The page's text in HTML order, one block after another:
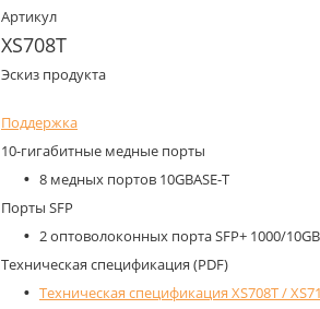
Артикул
XS708T
Эскиз продукта
Поддержка
10-гигабитные медные порты
8 медных портов 10GBASE-T
Порты SFP
2 оптоволоконных порта SFP+ 1000/
Техническая спецификация (PDF)
Техническая спецификация XS708T /